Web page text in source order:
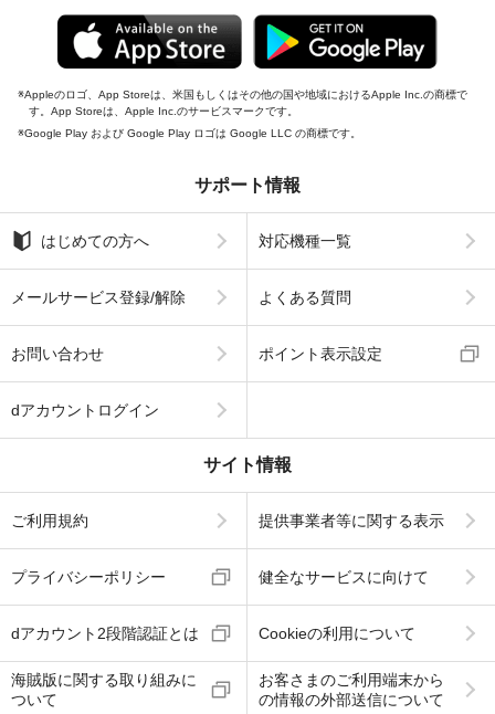
Appleのロゴ、App Storeは、米国もしくはその他の国や地域におけるApple Inc.の商標で
す。App Storeは、Apple Inc.のサービスマークです。
Google Play および Google Play ロゴは Google LLC の商標です。
サポート情報
はじめての方へ 対応機種一覧
メールサービス登録/解除 よくある質問
お問い合わせ ポイント表示設定
dアカウントログイン
サイト情報
ご利用規約 提供事業者等に関する表示
プライバシーポリシー 健全なサービスに向けて
dアカウント2段階認証とは Cookieの利用について
海賊版に関する取り組みに
ついて
お客さまのご利用端末から
の情報の外部送信について